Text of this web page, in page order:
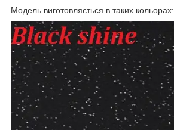
Модель виготовляється в таких кольорах: